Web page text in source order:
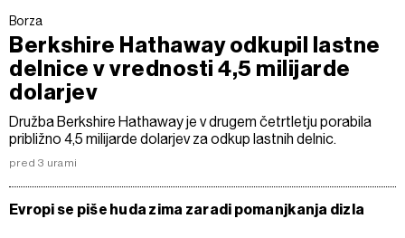
Borza
Berkshire Hathaway odkupil lastne
delnice v vrednosti 4,5 milijarde
dolarjev
Družba Berkshire Hathaway je v drugem četrtletju porabila
približno 4,5 milijarde dolarjev za odkup lastnih delnic.
pred 3 urami
Evropi se piše huda zima zaradi pomanjkanja dizla